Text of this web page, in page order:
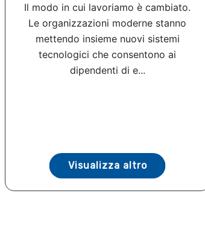
Il modo in cui lavoriamo è cambiato.
Le organizzazioni moderne stanno
mettendo insieme nuovi sistemi
tecnologici che consentono ai
dipendenti di e...
Visualizza altro